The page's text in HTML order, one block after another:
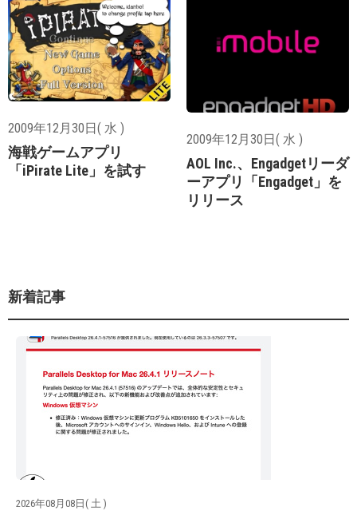
2009年12月30日( 水 )
海戦ゲームアプリ
「iPirate Lite」を試す
2009年12月30日( 水 )
AOL Inc.、Engadgetリーダ
ーアプリ「Engadget」を
リリース
新着記事
2026年08月08日( 土 )